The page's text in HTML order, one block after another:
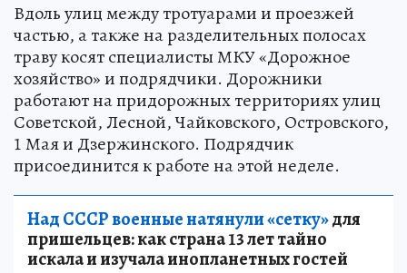
Вдоль улиц между тротуарами и проезжей
частью, а также на разделительных полосах
траву косят специалисты МКУ «Дорожное
хозяйство» и подрядчики. Дорожники
работают на придорожных территориях улиц
Советской, Лесной, Чайковского, Островского,
1 Мая и Дзержинского. Подрядчик
присоединится к работе на этой неделе.
Над СССР военные натянули «сетку»для
пришельцев: как страна 13 лет тайно
искала и изучала инопланетных гостей